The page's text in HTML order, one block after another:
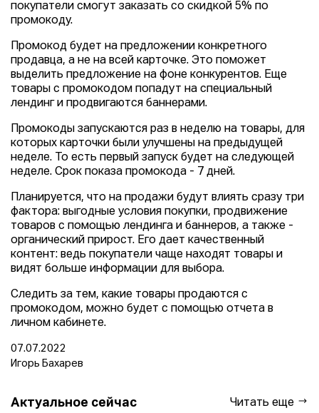
покупатели смогут заказать со скидкой 5% по
промокоду.
Промокод будет на предложении конкретного
продавца, а не на всей карточке. Это поможет
выделить предложение на фоне конкурентов. Еще
товары с промокодом попадут на специальный
лендинг и продвигаются баннерами.
Промокоды запускаются раз в неделю на товары, для
которых карточки были улучшены на предыдущей
неделе. То есть первый запуск будет на следующей
неделе. Срок показа промокода - 7 дней.
Планируется, что на продажи будут влиять сразу три
фактора: выгодные условия покупки, продвижение
товаров с помощью лендинга и баннеров, а также -
органический прирост. Его дает качественный
контент: ведь покупатели чаще находят товары и
видят больше информации для выбора.
Следить за тем, какие товары продаются с
промокодом, можно будет с помощью отчета в
личном кабинете.
07.07.2022
Игорь Бахарев
Актуальное сейчас Читать еще